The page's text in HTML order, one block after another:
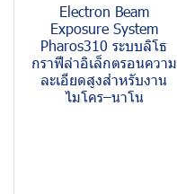
Electron Beam
Exposure System
Pharos310 ระบบลิโธ
กราฟีลำอิเล็กตรอนความ
ละเอียดสูงสำหรับงาน
ไมโคร–นาโน